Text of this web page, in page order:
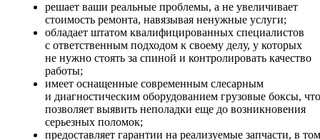
решает ваши реальные проблемы, а не увеличивает
стоимость ремонта, навязывая ненужные услуги;
обладает штатом квалифицированных специалистов
с ответственным подходом к своему делу, у которых
не нужно стоять за спиной и контролировать качество
работы;
имеет оснащенные современным слесарным
и диагностическим оборудованием грузовые боксы, что
позволяет выявить неполадки еще до возникновения
серьезных поломок;
предоставляет гарантии на реализуемые запчасти, в том